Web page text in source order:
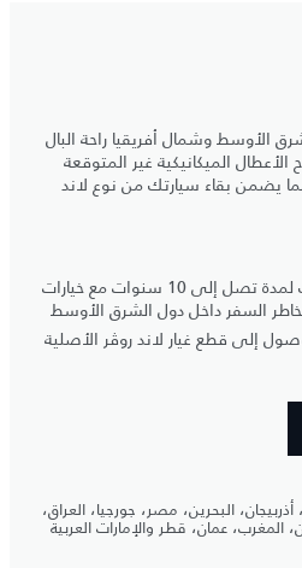
الأوسط وشمال أفريقيا راحة البال
الميكانيكية غير المتوقعة
يضمن بقاء سيارتك من نوع لاند
استمتع بمرونة حماية سيارتك لمدة تصل إلى 10 سنوات مع خيارات
السفر داخل دول الشرق الأوسط
إلى قطع غيار لاند روڤر الأصلية
البحرين، مصر، جورجيا، العراق،
المغرب، عمان، قطر والإمارات العربية